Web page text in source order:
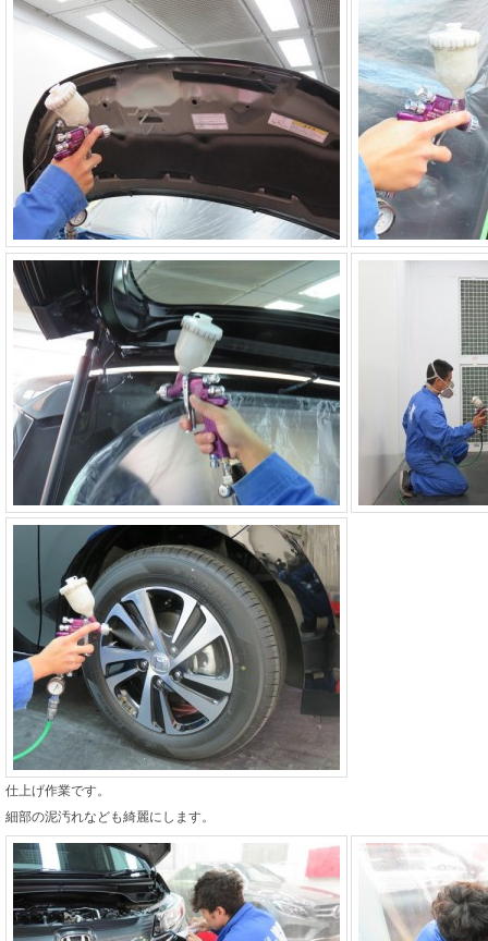
仕上げ作業です。
細部の泥汚れなども綺麗にします。